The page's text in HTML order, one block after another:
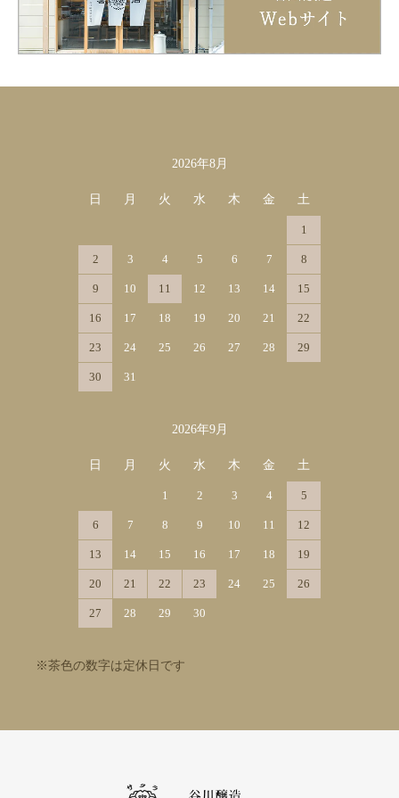
2026年8月
日 月 火 水 木 金 土
1
2 3 4 5 6 7 8
9 10 11 12 13 14 15
16 17 18 19 20 21 22
23 24 25 26 27 28 29
30 31
2026年9月
日 月 火 水 木 金 土
1 2 3 4 5
6 7 8 9 10 11 12
13 14 15 16 17 18 19
20 21 22 23 24 25 26
27 28 29 30
※茶色の数字は定休日です